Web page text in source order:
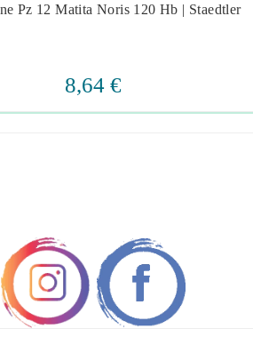
Pz 12 Matita Noris 120 Hb | Staedtler
8,64 €